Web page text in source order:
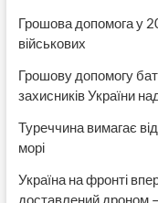
Грошова допомога у
військових
Грошову допомогу
захисників України
Туреччина вимагає
морі
Україна на фронті
доставлений дроном